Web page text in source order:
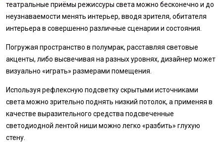
театральные приёмы режиссуры света можно бесконечно и до
неузнаваемости менять интерьер, вводя зрителя, обитателя
интерьера в совершенно различные сценарии и состояния.
Погружая пространство в полумрак, расставляя световые
акценты, либо высвечивая на разных уровнях, дизайнер может
визуально «играть» размерами помещения.
Используя рефлексную подсветку скрытыми источниками
света можно зрительно поднять низкий потолок, а применяя в
качестве выразительного средства подсвеченные
светодиодной лентой ниши можно легко «разбить» глухую
стену.